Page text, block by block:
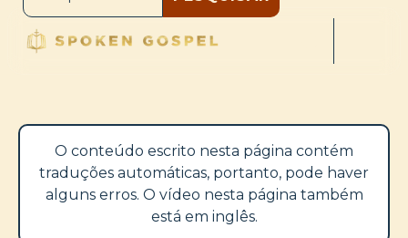
O conteúdo escrito nesta página contém
traduções automáticas, portanto, pode haver
alguns erros. O vídeo nesta página também
está em inglês.